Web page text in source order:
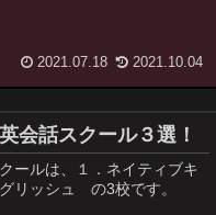
2021.07.18 2021.10.04
会話スクール３選！
ールは、１．ネイティブキ
リッシュ の3校です。